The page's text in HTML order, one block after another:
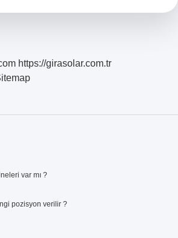
https://girasolar.com.tr
var mı ?
pozisyon verilir ?